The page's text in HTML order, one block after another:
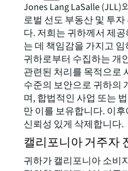
Jones Lang LaSalle
로벌 선도 부동산 및 투
다. 저희는 귀하께서 제
는 데 책임감을 가지고
귀하로부터 수집하는 개
관련된 처리를 목적으로
수준의 보안으로 귀하의
며, 합법적인 사업 또는
만 이를 보유합니다. 이
신뢰성 있게 삭제합니다.
캘리포니아 거주자
귀하가 캘리포니아 소비